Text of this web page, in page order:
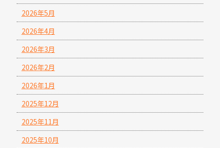
2026年5月
2026年4月
2026年3月
2026年2月
2026年1月
2025年12月
2025年11月
2025年10月